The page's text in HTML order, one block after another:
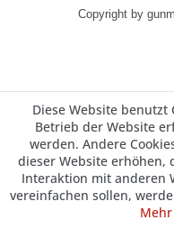
Copyright by
Diese Website
Betrieb der Website
werden. Andere
dieser Website
Interaktion mit anderen
vereinfachen sollen,